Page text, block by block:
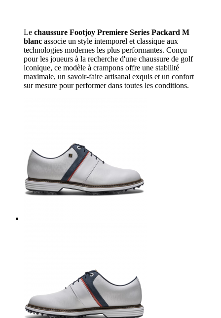
Le chaussure Footjoy Premiere Series Packard M
blanc associe un style intemporel et classique aux
technologies modernes les plus performantes. Conçu
pour les joueurs à la recherche d'une chaussure de golf
iconique, ce modèle à crampons offre une stabilité
maximale, un savoir-faire artisanal exquis et un confort
sur mesure pour performer dans toutes les conditions.